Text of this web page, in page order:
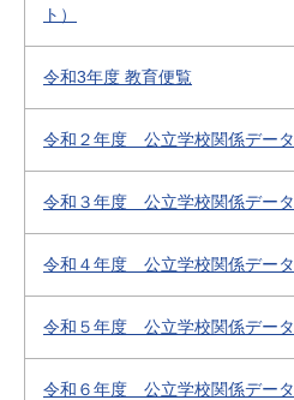
ト）
令和3年度 教育便覧
令和２年度 公立学校関係データ
令和３年度 公立学校関係データ
令和４年度 公立学校関係データ
令和５年度 公立学校関係データ
令和６年度 公立学校関係データ